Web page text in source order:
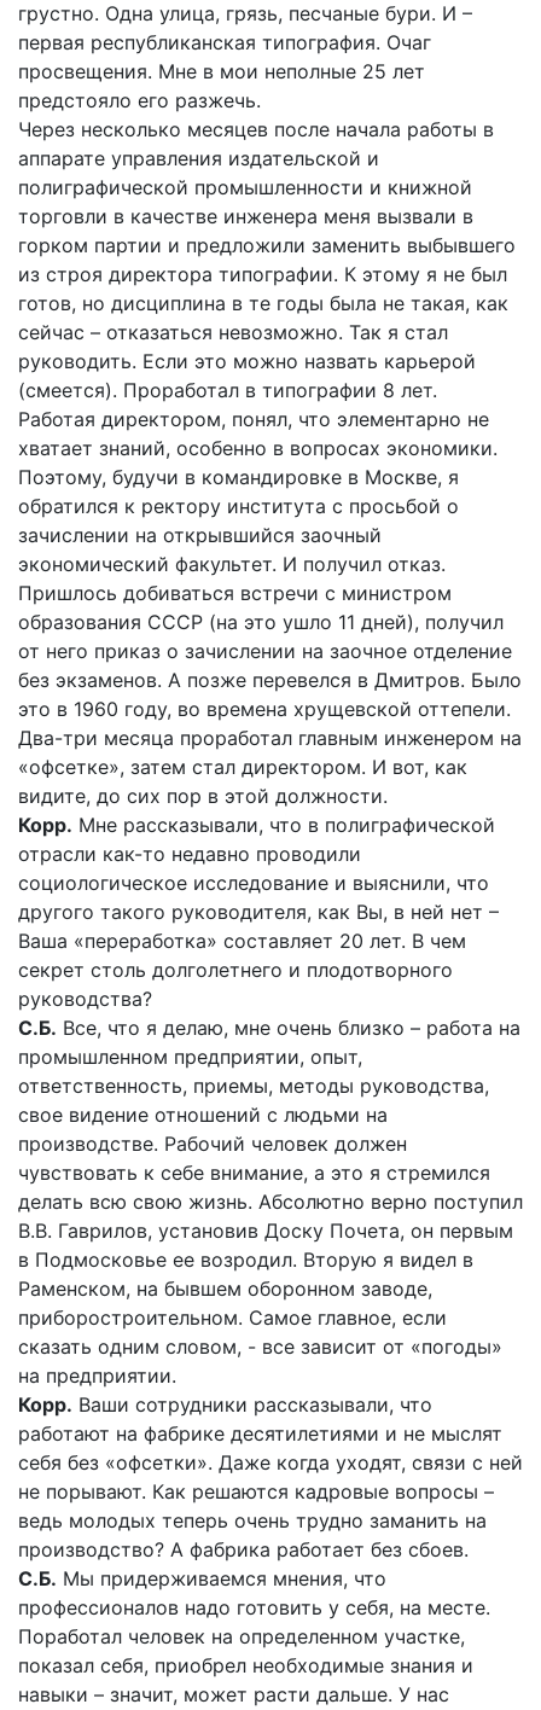
грустно. Одна улица, грязь, песчаные бури. И –
первая республиканская типография. Очаг
просвещения. Мне в мои неполные 25 лет
предстояло его разжечь.
Через несколько месяцев после начала работы в
аппарате управления издательской и
полиграфической промышленности и книжной
торговли в качестве инженера меня вызвали в
горком партии и предложили заменить выбывшего
из строя директора типографии. К этому я не был
готов, но дисциплина в те годы была не такая, как
сейчас – отказаться невозможно. Так я стал
руководить. Если это можно назвать карьерой
(смеется). Проработал в типографии 8 лет.
Работая директором, понял, что элементарно не
хватает знаний, особенно в вопросах экономики.
Поэтому, будучи в командировке в Москве, я
обратился к ректору института с просьбой о
зачислении на открывшийся заочный
экономический факультет. И получил отказ.
Пришлось добиваться встречи с министром
образования СССР (на это ушло 11 дней), получил
от него приказ о зачислении на заочное отделение
без экзаменов. А позже перевелся в Дмитров. Было
это в 1960 году, во времена хрущевской оттепели.
Два-три месяца проработал главным инженером на
«офсетке», затем стал директором. И вот, как
видите, до сих пор в этой должности.
Корр. Мне рассказывали, что в полиграфической
отрасли как-то недавно проводили
социологическое исследование и выяснили, что
другого такого руководителя, как Вы, в ней нет –
Ваша «переработка» составляет 20 лет. В чем
секрет столь долголетнего и плодотворного
руководства?
С.Б. Все, что я делаю, мне очень близко – работа на
промышленном предприятии, опыт,
ответственность, приемы, методы руководства,
свое видение отношений с людьми на
производстве. Рабочий человек должен
чувствовать к себе внимание, а это я стремился
делать всю свою жизнь. Абсолютно верно поступил
В.В. Гаврилов, установив Доску Почета, он первым
в Подмосковье ее возродил. Вторую я видел в
Раменском, на бывшем оборонном заводе,
приборостроительном. Самое главное, если
сказать одним словом, - все зависит от «погоды»
на предприятии.
Корр. Ваши сотрудники рассказывали, что
работают на фабрике десятилетиями и не мыслят
себя без «офсетки». Даже когда уходят, связи с ней
не порывают. Как решаются кадровые вопросы –
ведь молодых теперь очень трудно заманить на
производство? А фабрика работает без сбоев.
С.Б. Мы придерживаемся мнения, что
профессионалов надо готовить у себя, на месте.
Поработал человек на определенном участке,
показал себя, приобрел необходимые знания и
навыки – значит, может расти дальше. У нас